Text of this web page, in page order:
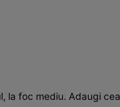
la foc mediu. Adaugi